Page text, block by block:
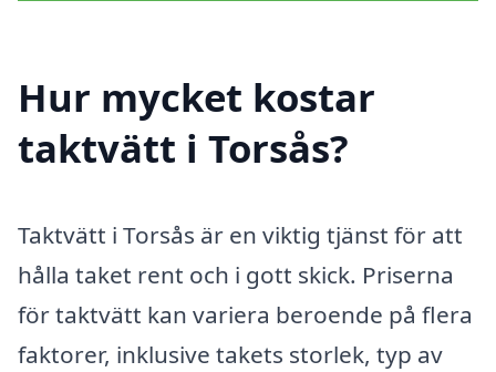
Hur mycket kostar
taktvätt i Torsås?
Taktvätt i Torsås är en viktig tjänst för att
hålla taket rent och i gott skick. Priserna
för taktvätt kan variera beroende på flera
faktorer, inklusive takets storlek, typ av